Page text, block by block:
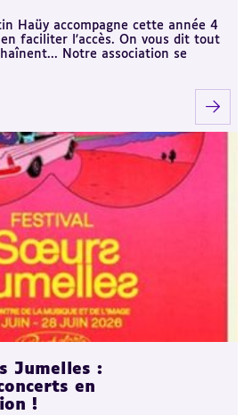
Haüy accompagne cette année 4
faciliter l'accès. On vous dit tout
Notre association se
Jumelles :
en
!